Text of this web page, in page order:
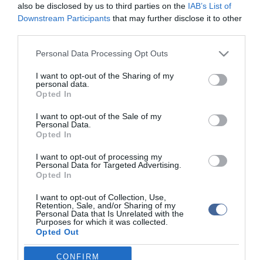
also be disclosed by us to third parties on the IAB’s List of
Downstream Participants that may further disclose it to other
Please note that this website/app uses one or more Google
not limited to your visit or usage behaviour. You may click to
grant or deny consent to Google and its third-party tags to
use your data for below specified purposes in below Google
consent section.
Personal Data Processing Opt Outs
I want to opt-out of the Sharing of my
personal data.
Opted In
I want to opt-out of the Sale of my
Personal Data.
Opted In
I want to opt-out of processing my
Personal Data for Targeted Advertising.
Opted In
I want to opt-out of Collection, Use,
Retention, Sale, and/or Sharing of my
Personal Data that Is Unrelated with the
Purposes for which it was collected.
Opted Out
Google consents
CONFIRM
A hírről beszámoló lapok internetes oldalaira heves hozzászólások
érkeztek, volt, aki felvetette, hogy 2026-2030-ra már nem lesznek
macskák Belgiumban.
A hatóságok azt állítják, hogy még nem született végleges döntés,
Oscar, a műlábas macska...
Kapcsolódó írások:
Macskahús receptek borzolják az idegeket Olaszországban
Fegyverrel lőttek macskára Pécsett
Előző életét kereste a buszozó macska?